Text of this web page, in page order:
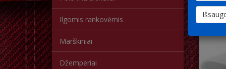
Ilgomis rankovėmis
Marškiniai
Džemperiai